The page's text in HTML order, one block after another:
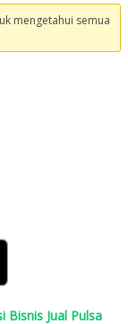
mengetahui semua
Bisnis Jual Pulsa